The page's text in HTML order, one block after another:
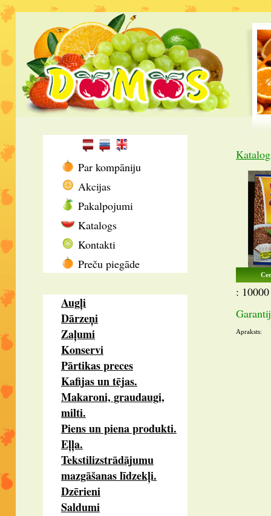
Par kompāniju
Akcijas
Pakalpojumi
Katalogs
Kontakti
Preču piegāde
Augļi
Dārzeņi
Zaļumi
Konservi
Pārtikas preces
Kafijas un tējas.
Makaroni, graudaugi,
milti.
Piens un piena produkti.
Eļļa.
Tekstilizstrādājumu
mazgāšanas līdzekļi.
Dzērieni
Saldumi
:
Apraksts: